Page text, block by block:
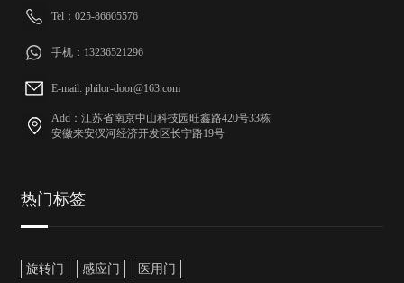
Tel：025-86605576
手机：13236521296
E-mail: philor-door@163.com
Add：江苏省南京中山科技园旺鑫路420号33栋
安徽来安汊河经济开发区长宁路19号
热门标签
旋转门 感应门 医用门